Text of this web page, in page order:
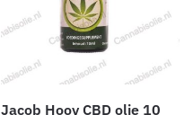
Jacob Hooy CBD olie 10